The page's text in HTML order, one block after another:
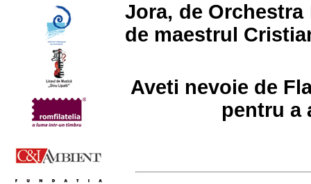
Jora, de
de maestrul
Aveti nevoie de
pentru a